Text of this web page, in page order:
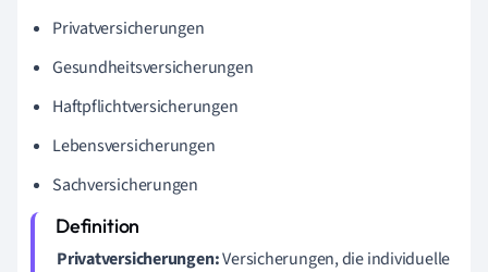
Privatversicherungen
Gesundheitsversicherungen
Haftpflichtversicherungen
Lebensversicherungen
Sachversicherungen
Privatversicherungen:Versicherungen, die individuelle